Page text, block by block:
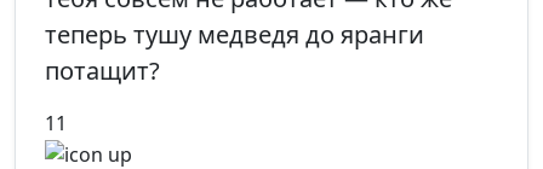
теперь тушу медведя до яранги
потащит?
11